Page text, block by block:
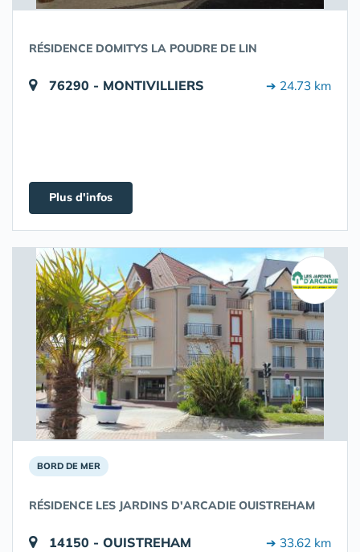
RÉSIDENCE DOMITYS LA POUDRE DE LIN
76290 - MONTIVILLIERS ➔ 24.73 km
Plus d'infos
BORD DE MER
RÉSIDENCE LES JARDINS D'ARCADIE OUISTREHAM
14150 - OUISTREHAM ➔ 33.62 km